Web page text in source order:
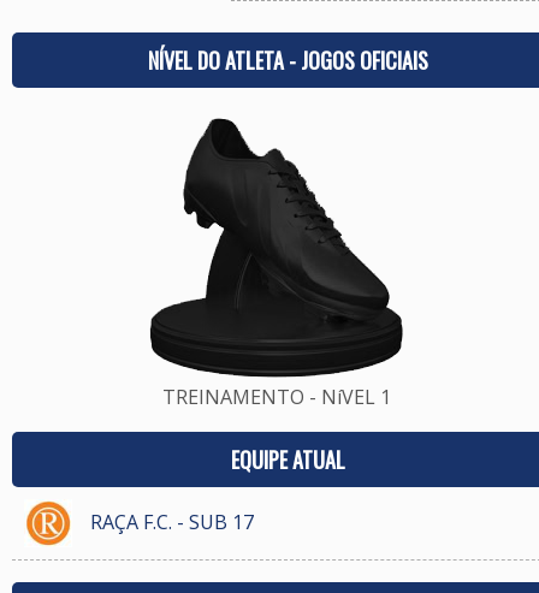
NÍVEL DO ATLETA - JOGOS OFICIAIS
TREINAMENTO - NíVEL 1
EQUIPE ATUAL
RAÇA F.C. - SUB 17